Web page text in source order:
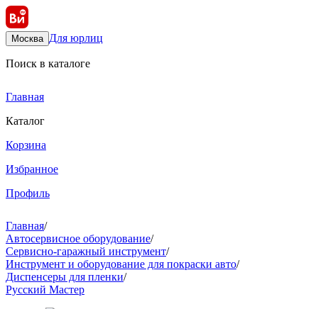
Москва Для юрлиц
Поиск в каталоге
Главная
Каталог
Корзина
Избранное
Профиль
Главная/
Автосервисное оборудование/
Сервисно-гаражный инструмент/
Инструмент и оборудование для покраски авто/
Диспенсеры для пленки/
Русский Мастер